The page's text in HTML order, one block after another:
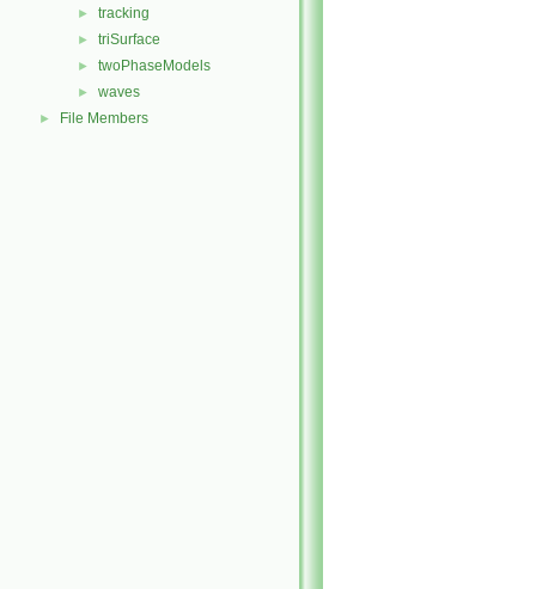
► tracking
► triSurface
► twoPhaseModels
► waves
► File Members